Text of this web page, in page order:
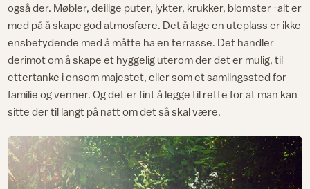
også der. Møbler, deilige puter, lykter, krukker, blomster -alt er
med på å skape god atmosfære. Det å lage en uteplass er ikke
ensbetydende med å måtte ha en terrasse. Det handler
derimot om å skape et hyggelig uterom der det er mulig, til
ettertanke i ensom majestet, eller som et samlingssted for
familie og venner. Og det er fint å legge til rette for at man kan
sitte der til langt på natt om det så skal være.